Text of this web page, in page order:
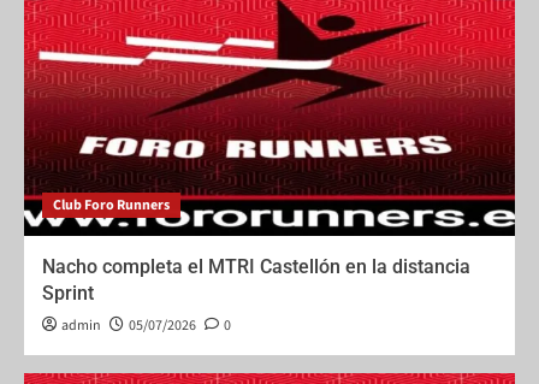
Club Foro Runners
Nacho completa el MTRI Castellón en la distancia
Sprint
admin 05/07/2026 0